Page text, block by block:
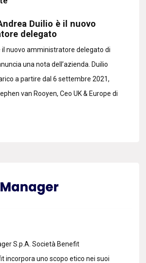
Duilio è il nuovo
delegato
il nuovo amministratore delegato di
una nota dell’azienda. Duilio
a partire dal 6 settembre 2021,
van Rooyen, Ceo UK & Europe di
S.p.A. Società Benefit
incorpora uno scopo etico nei suoi